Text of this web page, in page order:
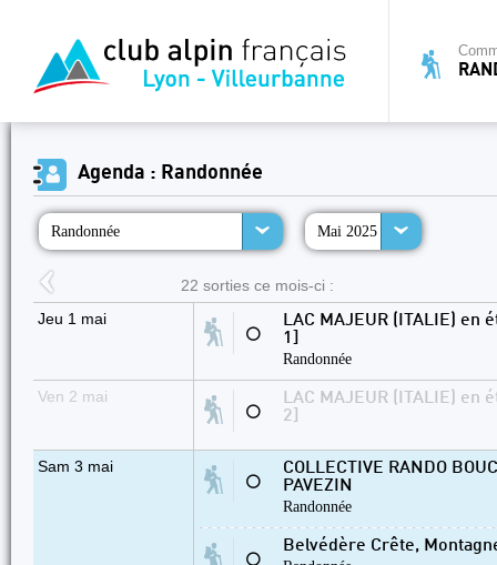
Agenda : Randonnée
Randonnée Mai 2025
22 sorties ce mois-ci :
Jeu 1 mai
⚪
LAC MAJEUR (ITALIE)
1]
Randonnée
Ven 2 mai
⚪
LAC MAJEUR (ITALIE)
2]
Sam 3 mai
⚪
COLLECTIVE RANDO
PAVEZIN
Randonnée
⚪
Belvédère Crête,